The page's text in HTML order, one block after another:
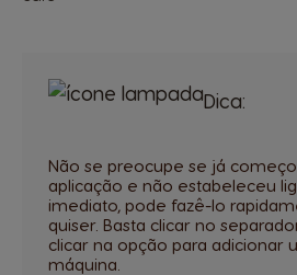
Dica:
Não se preocupe se já
aplicação e não estabeleceu
imediato, pode fazê-lo
quiser. Basta clicar no
clicar na opção para adicionar
máquina.